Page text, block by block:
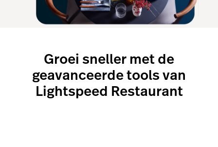
Groei sneller met de
geavanceerde tools van
Lightspeed Restaurant